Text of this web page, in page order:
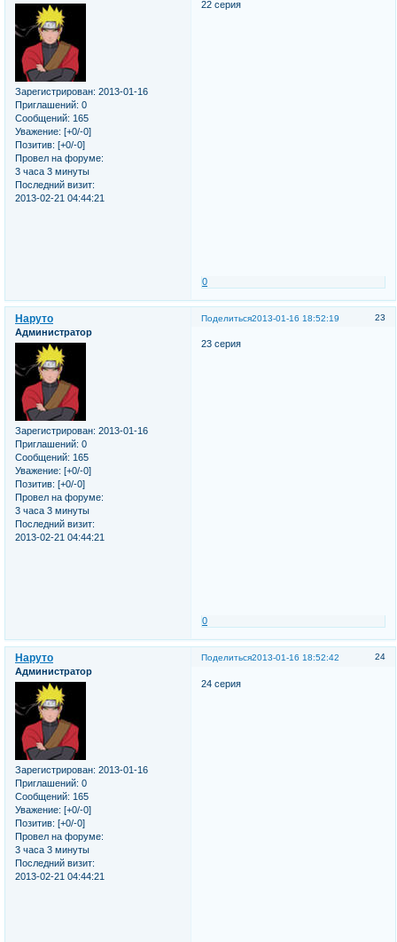
Зарегистрирован: 2013-01-16
Приглашений: 0
Сообщений: 165
Уважение: [+0/-0]
Позитив: [+0/-0]
Провел на форуме:
3 часа 3 минуты
Последний визит:
2013-02-21 04:44:21
22 серия
0
Поделиться 23
2013-01-16 18:52:19
Наруто
Администратор
Зарегистрирован: 2013-01-16
Приглашений: 0
Сообщений: 165
Уважение: [+0/-0]
Позитив: [+0/-0]
Провел на форуме:
3 часа 3 минуты
Последний визит:
2013-02-21 04:44:21
23 серия
0
Поделиться 24
2013-01-16 18:52:42
Наруто
Администратор
Зарегистрирован: 2013-01-16
Приглашений: 0
Сообщений: 165
Уважение: [+0/-0]
Позитив: [+0/-0]
Провел на форуме:
3 часа 3 минуты
Последний визит:
2013-02-21 04:44:21
24 серия